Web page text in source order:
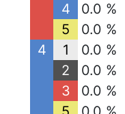
4
0.0 %
5
0.0 %
4
1
0.0 %
2
0.0 %
3
0.0 %